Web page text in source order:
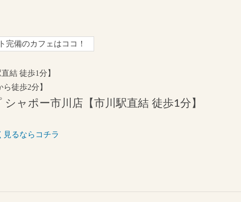
完備のカフェはココ！
結 徒歩1分】
徒歩2分】
ャポー市川店【市川駅直結 徒歩1分】
るならコチラ